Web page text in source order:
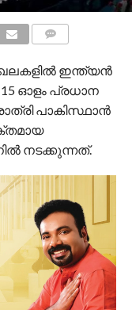
ഇന്ത്യൻ
ഓളം പ്രധാന
പാകിസ്ഥാൻ
നടക്കുന്നത്.